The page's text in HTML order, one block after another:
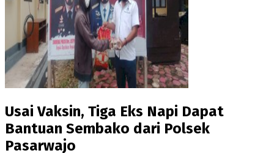
Usai Vaksin, Tiga Eks Napi Dapat
Bantuan Sembako dari Polsek
Pasarwajo